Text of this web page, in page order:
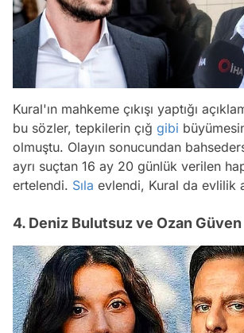
Kural'ın mahkeme çıkışı yaptığı
bu sözler, tepkilerin çığ gibi
olmuştu. Olayın sonucundan
ayrı suçtan 16 ay 20 günlük verilen
ertelendi. Sıla evlendi, Kural da evlilik
4. Deniz Bulutsuz ve Ozan Güven